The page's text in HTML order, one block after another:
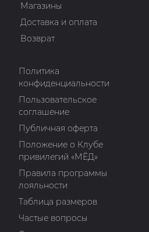
Магазины
Доставка и оплата
Возврат
Политика
конфиденциальности
Пользовательское
соглашение
Публичная оферта
Положение о Клубе
привилегий «МЁД»
Правила программы
лояльности
Таблица размеров
Частые вопросы